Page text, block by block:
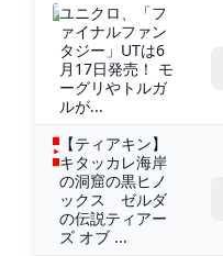
ユニクロ、「フ
ァイナルファン
タジー」UTは6
月17日発売！ モ
ーグリやトルガ
ルが...
【ティアキン】
キタッカレ海岸
の洞窟の黒ヒノ
ックス ゼルダ
の伝説ティアー
ズ オブ ...